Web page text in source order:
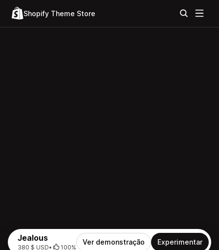
Shopify Theme Store
Jealous
380 $ USD• 100%
Ver demonstração Experimentar